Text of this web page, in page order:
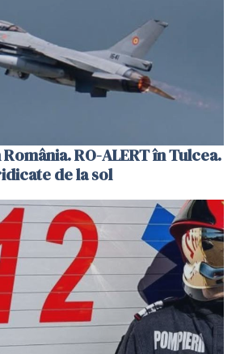
RO-ALERT în Tulcea.
de la sol